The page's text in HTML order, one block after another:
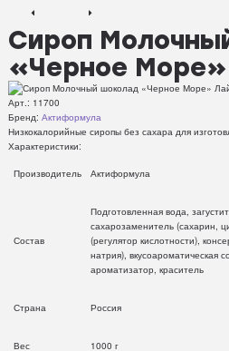
Сироп
«Черное Море»
Арт.: 11700
Бренд: Актиформула
Низкокалорийные сиропы без сахара для
Характеристики:
Производитель Актиформула
Состав
Подготовленная вода,
сахарозаменитель (сахарин,
(регулятор кислотности),
натрия), вкусоароматическая
ароматизатор, краситель
Страна Россия
Вес 1000 г